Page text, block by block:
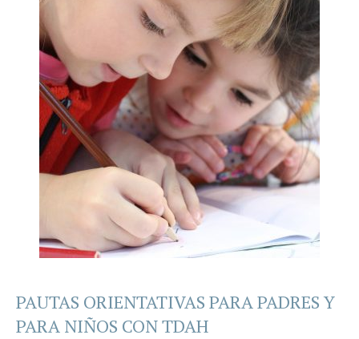
PAUTAS ORIENTATIVAS PARA PADRES Y
PARA NIÑOS CON TDAH